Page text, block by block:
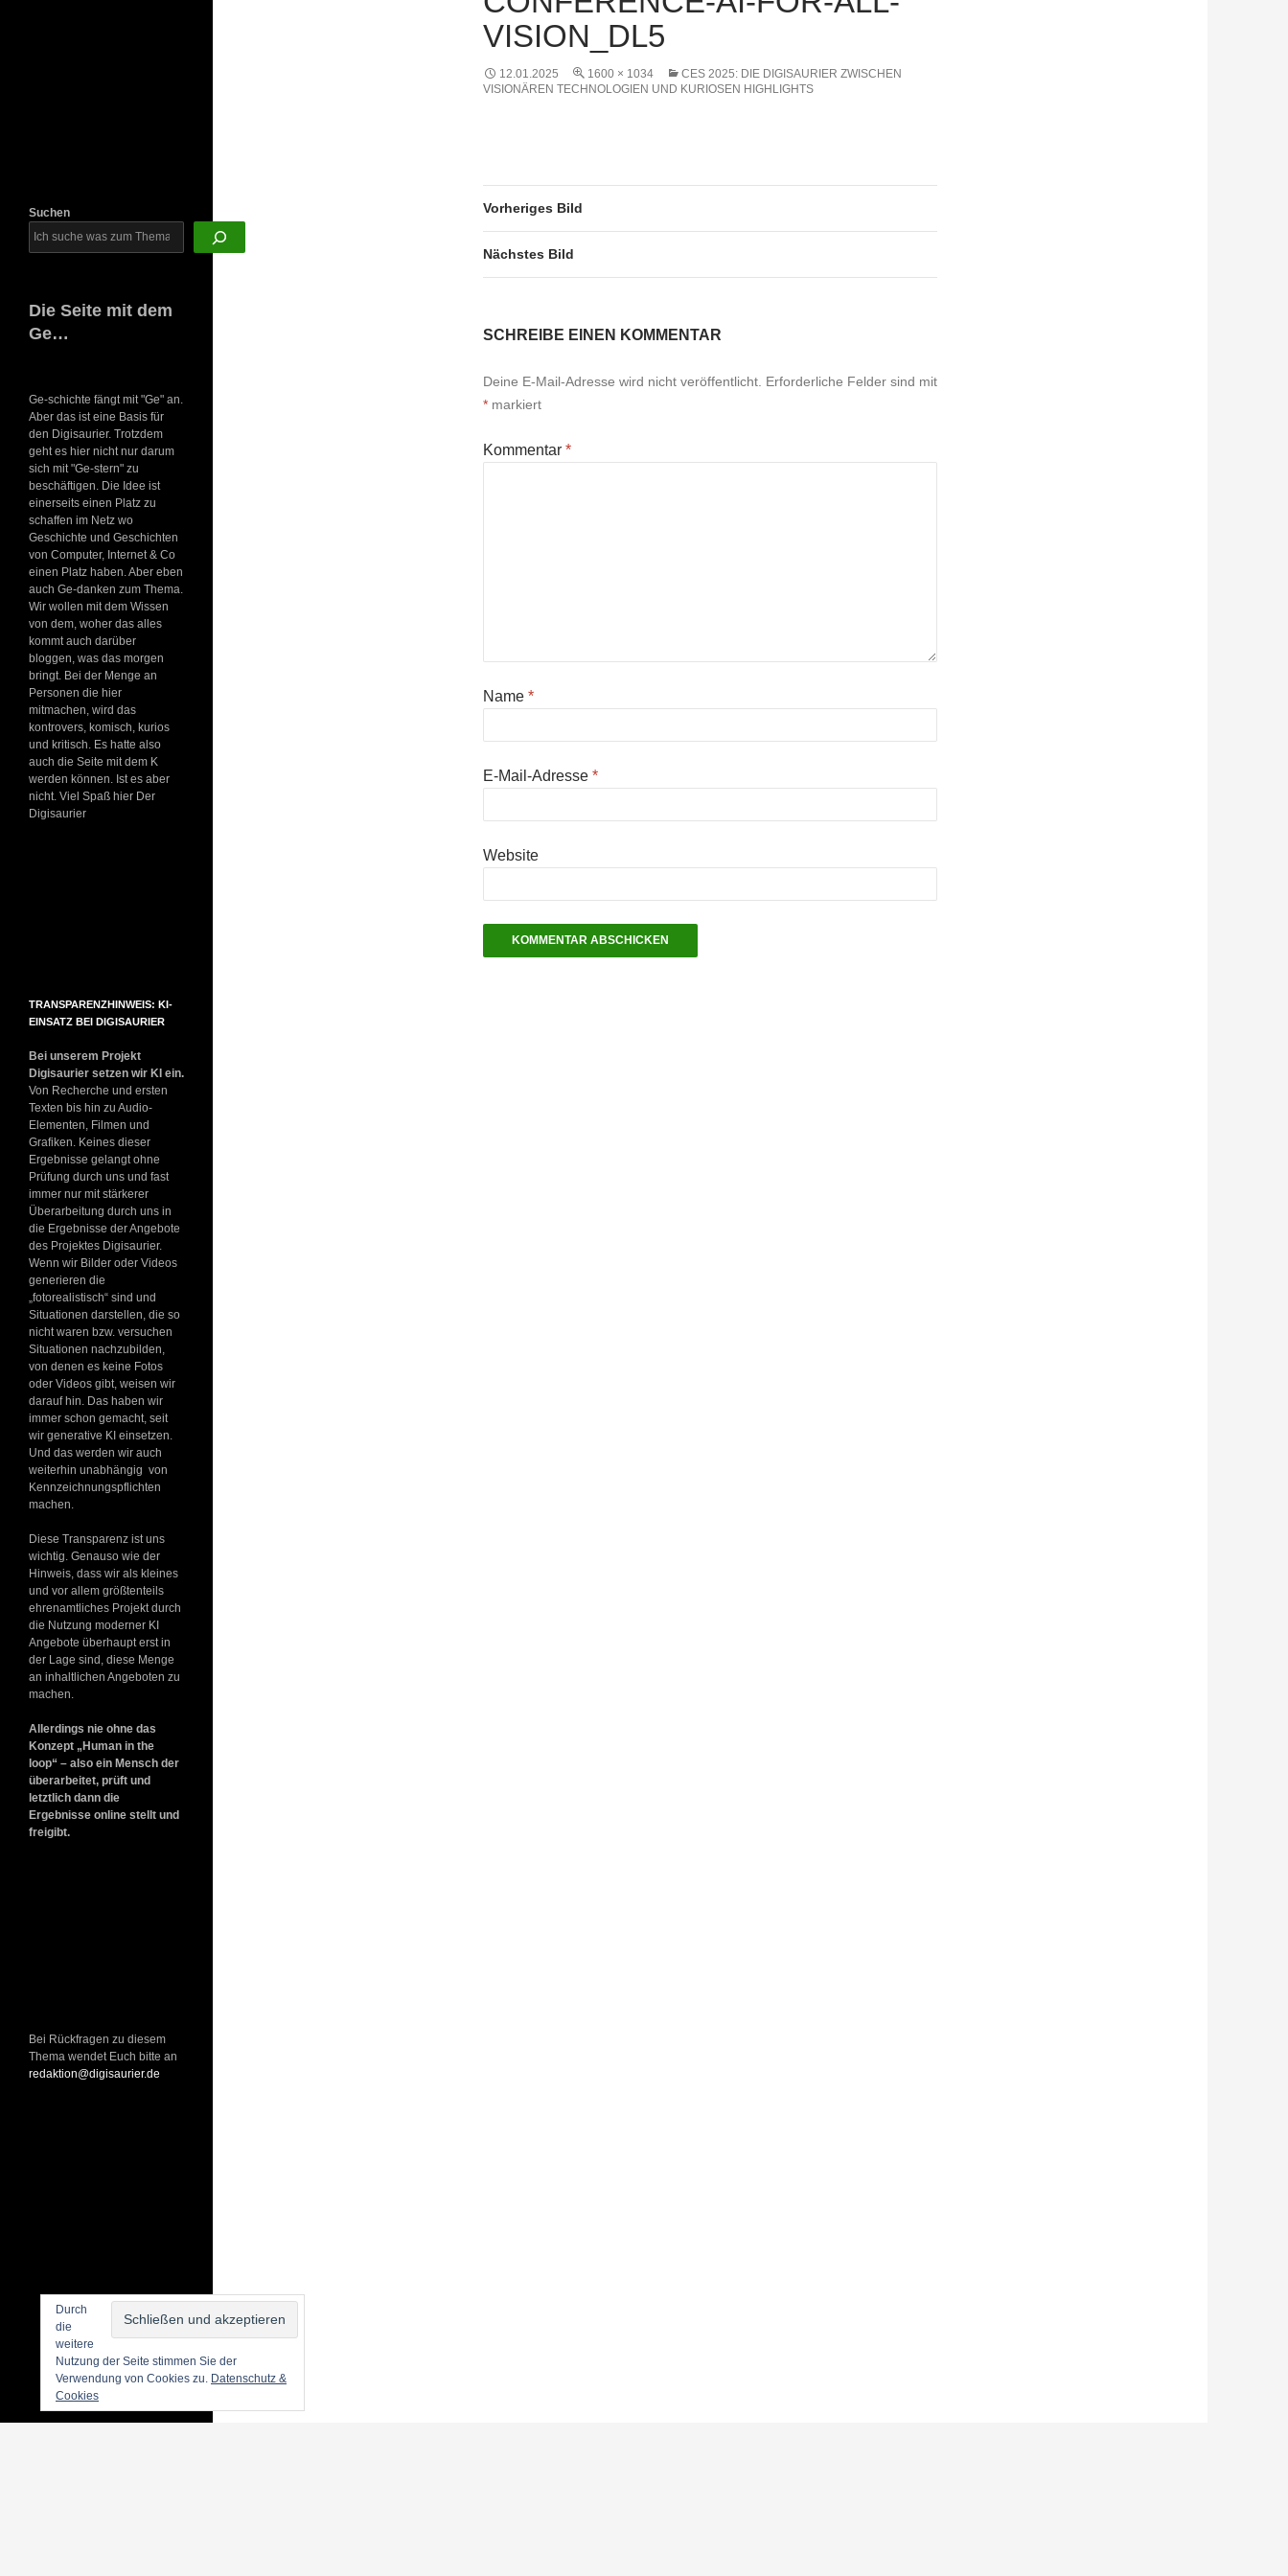
VISION_DL5
12.01.2025 1600 × 1034
CES 2025: DIE DIGISAURIER ZWISCHEN
VISIONÄREN TECHNOLOGIEN UND KURIOSEN HIGHLIGHTS
Vorheriges Bild
Nächstes Bild
SCHREIBE EINEN KOMMENTAR
Deine E-Mail-Adresse wird nicht veröffentlicht. Erforderliche Felder sind mit
* markiert
Kommentar *
Name *
E-Mail-Adresse *
Website
Suchen
Die Seite mit dem
Ge…
Ge-schichte fängt mit "Ge" an.
Aber das ist eine Basis für
den Digisaurier. Trotzdem
geht es hier nicht nur darum
sich mit "Ge-stern" zu
beschäftigen. Die Idee ist
einerseits einen Platz zu
schaffen im Netz wo
Geschichte und Geschichten
von Computer, Internet & Co
einen Platz haben. Aber eben
auch Ge-danken zum Thema.
Wir wollen mit dem Wissen
von dem, woher das alles
kommt auch darüber
bloggen, was das morgen
bringt. Bei der Menge an
Personen die hier
mitmachen, wird das
kontrovers, komisch, kurios
und kritisch. Es hatte also
auch die Seite mit dem K
werden können. Ist es aber
nicht. Viel Spaß hier Der
Digisaurier
TRANSPARENZHINWEIS: KI-
EINSATZ BEI DIGISAURIER
Bei unserem Projekt
Digisaurier setzen wir KI ein.
Von Recherche und ersten
Texten bis hin zu Audio-
Elementen, Filmen und
Grafiken. Keines dieser
Ergebnisse gelangt ohne
Prüfung durch uns und fast
immer nur mit stärkerer
Überarbeitung durch uns in
die Ergebnisse der Angebote
des Projektes Digisaurier.
Wenn wir Bilder oder Videos
generieren die
„fotorealistisch“ sind und
Situationen darstellen, die so
nicht waren bzw. versuchen
Situationen nachzubilden,
von denen es keine Fotos
oder Videos gibt, weisen wir
darauf hin. Das haben wir
immer schon gemacht, seit
wir generative KI einsetzen.
Und das werden wir auch
weiterhin unabhängig von
Kennzeichnungspflichten
machen.
Diese Transparenz ist uns
wichtig. Genauso wie der
Hinweis, dass wir als kleines
und vor allem größtenteils
ehrenamtliches Projekt durch
die Nutzung moderner KI
Angebote überhaupt erst in
der Lage sind, diese Menge
an inhaltlichen Angeboten zu
machen.
Allerdings nie ohne das
Konzept „Human in the
loop“ – also ein Mensch der
überarbeitet, prüft und
letztlich dann die
Ergebnisse online stellt und
freigibt.
Bei Rückfragen zu diesem
Thema wendet Euch bitte an
redaktion@digisaurier.de
Durch
die
weitere
Nutzung der Seite stimmen Sie der
Verwendung von Cookies zu. Datenschutz &
Cookies